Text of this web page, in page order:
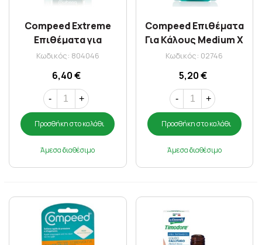
Compeed Extreme
Επιθέματα για
Έντονες Φουσκάλες X
Κωδικός: 804046
6,40 €
- +
Προσθήκη στο καλάθι
Άμεσα διαθέσιμο
Compeed Επιθέματα
Για Κάλους Medium X
10
Κωδικός: 02746
5,20 €
- +
Προσθήκη στο καλάθι
Άμεσα διαθέσιμο